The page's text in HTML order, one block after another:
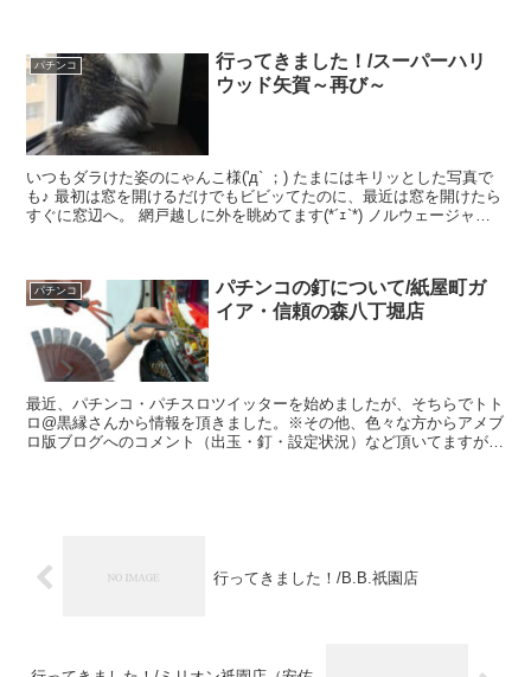
パチンコ
行ってきました！/スーパーハリ
ウッド矢賀～再び～
いつもダラけた姿のにゃんこ様('д` ；) たまにはキリッとした写真で
も♪ 最初は窓を開けるだけでもビビッてたのに、最近は窓を開けたら
すぐに窓辺へ。 網戸越しに外を眺めてます(*´ｪ`*) ノルウェージャン
パチンコ
パチンコの釘について/紙屋町ガ
イア・信頼の森八丁堀店
最近、パチンコ・パチスロツイッターを始めましたが、そちらでトト
ロ@黒縁さんから情報を頂きました。※その他、色々な方からアメブ
ロ版ブログへのコメント（出玉・釘・設定状況）など頂いてますが、
行ってきました！/B.B.祇園店